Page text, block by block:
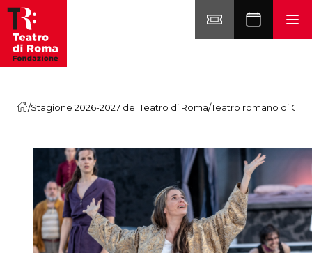
Vai al contenuto
/Stagione 2026-2027 del Teatro di Roma/Teatro romano di